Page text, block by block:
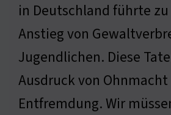
in Deutschland führte
Anstieg von
Jugendlichen. Diese
Ausdruck von
Entfremdung. Wir